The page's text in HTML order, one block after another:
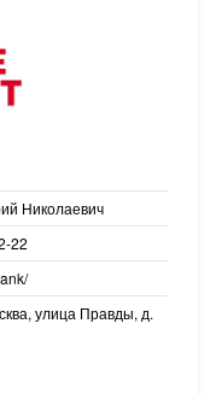
Николаевич
22
улица Правды, д.